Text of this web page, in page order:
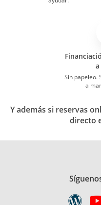
Sin papeleo.
a
Y además si reservas
directo